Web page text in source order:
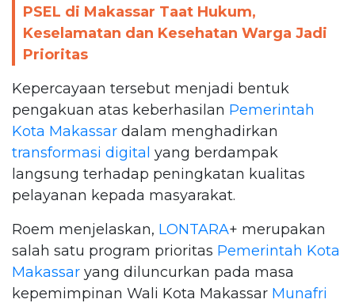
PSEL di Makassar Taat Hukum,
Keselamatan dan Kesehatan Warga Jadi
Prioritas
Kepercayaan tersebut menjadi bentuk
pengakuan atas keberhasilan Pemerintah
Kota Makassar dalam menghadirkan
transformasi digital yang berdampak
langsung terhadap peningkatan kualitas
pelayanan kepada masyarakat.
Roem menjelaskan, LONTARA+ merupakan
salah satu program prioritas Pemerintah Kota
Makassar yang diluncurkan pada masa
kepemimpinan Wali Kota Makassar Munafri